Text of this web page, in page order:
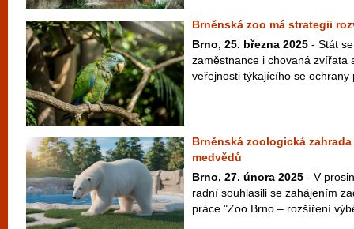
Brněnská zoo má strategii
Brno, 25. března 2025 - Stát
zaměstnance i chovaná zvířata
veřejnosti týkajícího se ochrany
Brněnská zoologická
medvědů
Brno, 27. února 2025 - V
radní souhlasili se zahájením
práce "Zoo Brno – rozšíření